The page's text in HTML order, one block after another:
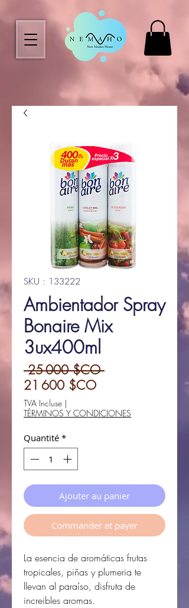
SKU : 133222
Ambientador Spray
Bonaire Mix
3ux400ml
25 000 $CO Prix
21 600 $COPrix
TVA Incluse |
TÉRMINOS Y CONDICIONES
Quantité *
Ajouter au panier
Commander et payer
La esencia de aromáticas frutas
tropicales, piñas y plumeria te
llevan al paraíso, disfruta de
increibles aromas.